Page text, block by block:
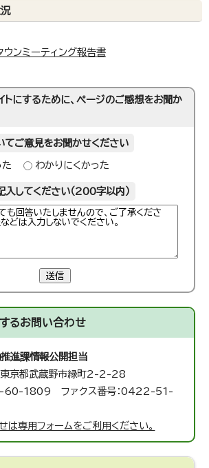
ンミーティング報告書
トにするために、ページのご感想をお聞か
てご意見をお聞かせください
た わかりにくかった
してください（200字以内）
送信
るお問い合わせ
進課情報公開担当
都武蔵野市緑町2-2-28
60-1809 ファクス番号：0422-51-
は専用フォームをご利用ください。